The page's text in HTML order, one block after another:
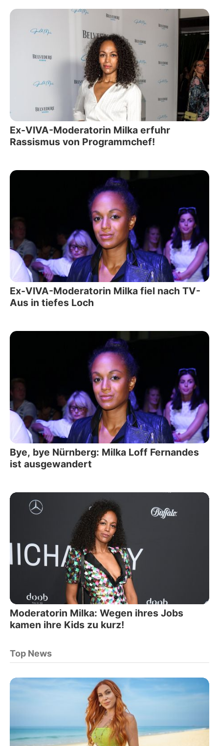
Ex-VIVA-Moderatorin Milka erfuhr
Rassismus von Programmchef!
Ex-VIVA-Moderatorin Milka fiel nach TV-
Aus in tiefes Loch
Bye, bye Nürnberg: Milka Loff Fernandes
ist ausgewandert
Moderatorin Milka: Wegen ihres Jobs
kamen ihre Kids zu kurz!
Top News